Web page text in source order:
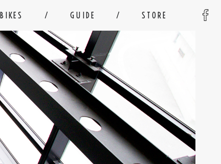
BIKES GUIDE STORE